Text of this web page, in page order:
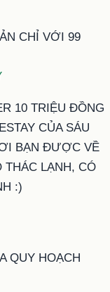
CHỈ VỚI 99
10 TRIỆU ĐỒNG
CỦA SÁU
BẠN ĐƯỢC VỀ
LẠNH, CÓ
:)
QUY HOẠCH